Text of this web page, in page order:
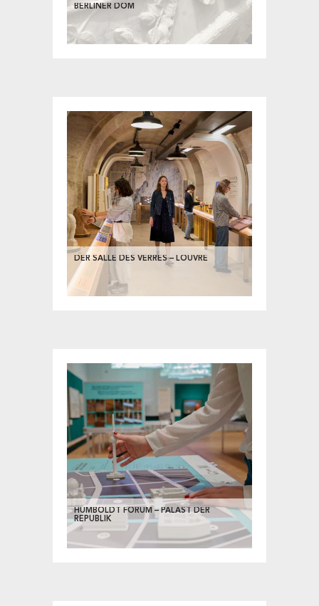
BERLINER DOM
DER SALLE DES VERRES – LOUVRE
HUMBOLDT FORUM – PALAST DER
REPUBLIK